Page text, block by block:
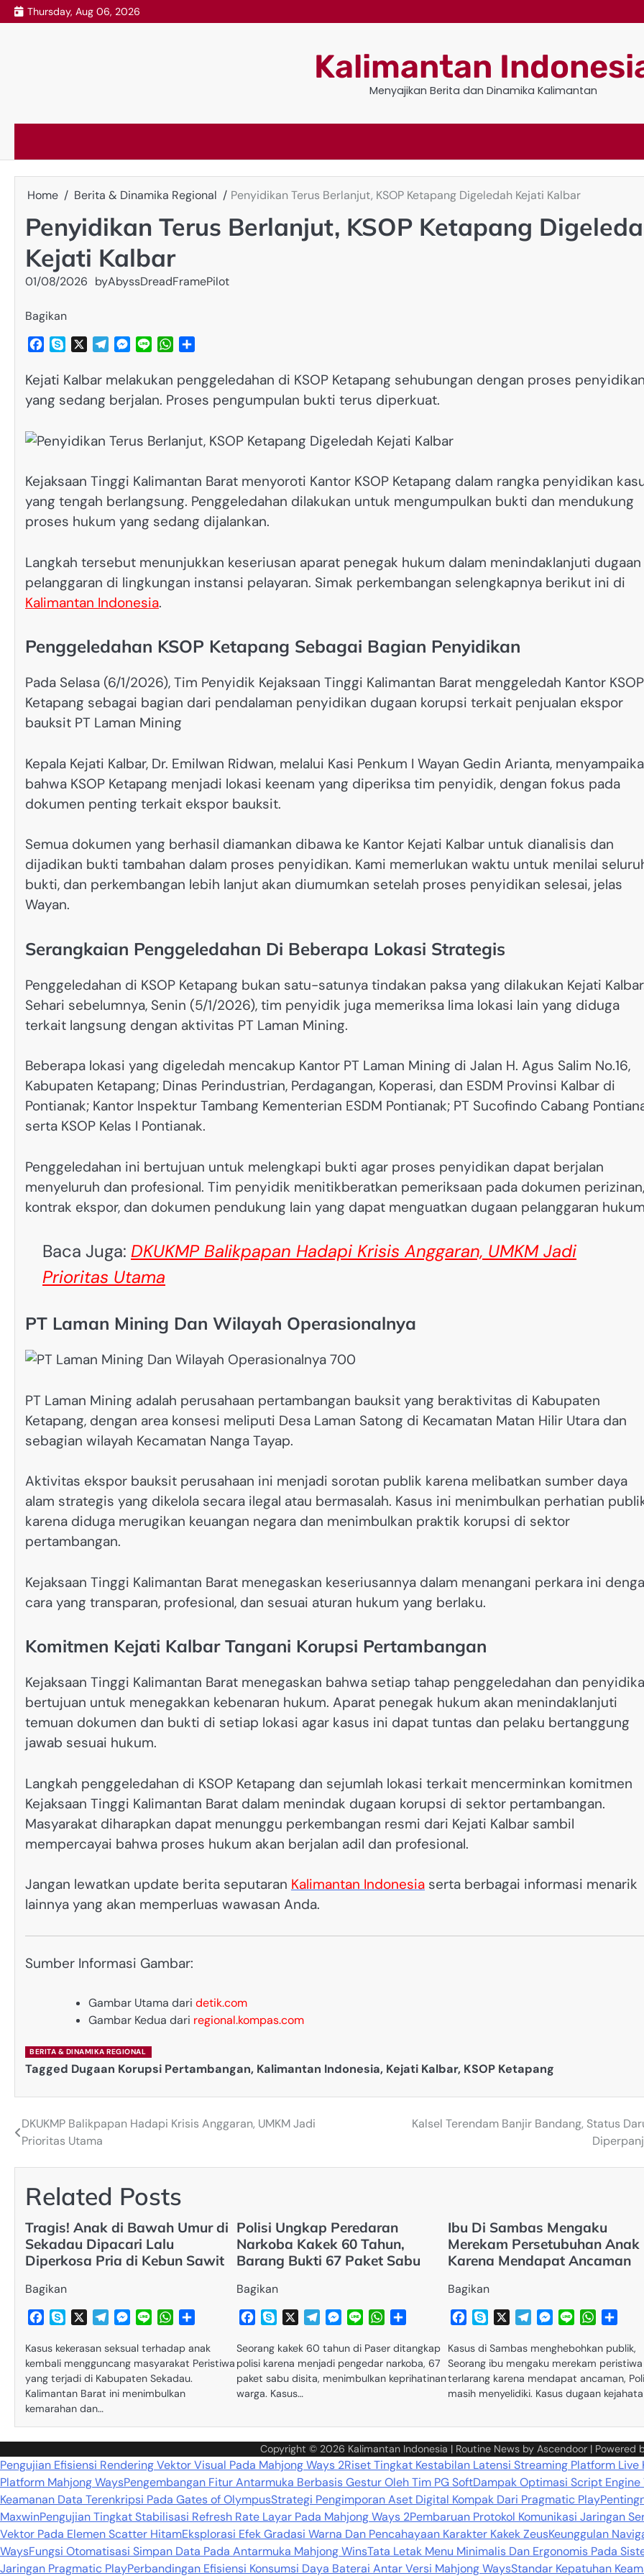
Skip
to
Thursday, Aug 06, 2026
Kalimantan
Menyajikan Berita dan Dinamika Kalimantan
Home Berita & Dinamika Regional Penyidikan Terus Berlanjut, KSOP Ketapang Digeledah Kejati Kalbar
Penyidikan Terus Berlanjut, KSOP Ketapang
Kejati Kalbar
01/08/2026 byAbyssDreadFramePilot
Bagikan
Facebook
Skype TelegramMessenger
Line WhatsApp
Kejati Kalbar melakukan penggeledahan di KSOP Ketapang sehubungan dengan proses
yang sedang berjalan. Proses pengumpulan bukti terus diperkuat.
Kejaksaan Tinggi Kalimantan Barat menyoroti Kantor KSOP Ketapang dalam rangka penyidikan
yang tengah berlangsung. Penggeledahan dilakukan untuk mengumpulkan bukti dan mendukung
proses hukum yang sedang dijalankan.
Langkah tersebut menunjukkan keseriusan aparat penegak hukum dalam menindaklanjuti dugaan
pelanggaran di lingkungan instansi pelayaran. Simak perkembangan selengkapnya berikut ini di
Kalimantan Indonesia.
Penggeledahan KSOP Ketapang Sebagai Bagian Penyidikan
Pada Selasa (6/1/2026), Tim Penyidik Kejaksaan Tinggi Kalimantan Barat menggeledah Kantor KSOP
Ketapang sebagai bagian dari pendalaman penyidikan dugaan korupsi terkait penjualan ekspor
bauksit PT Laman Mining
Kepala Kejati Kalbar, Dr. Emilwan Ridwan, melalui Kasi Penkum I Wayan Gedin Arianta,
bahwa KSOP Ketapang menjadi lokasi keenam yang diperiksa tim penyidik, dengan fokus pada
dokumen penting terkait ekspor bauksit.
Semua dokumen yang berhasil diamankan dibawa ke Kantor Kejati Kalbar untuk dianalisis dan
dijadikan bukti tambahan dalam proses penyidikan. Kami memerlukan waktu untuk menilai
bukti, dan perkembangan lebih lanjut akan diumumkan setelah proses penyidikan selesai, jelas
Wayan.
Serangkaian Penggeledahan Di Beberapa Lokasi Strategis
Penggeledahan di KSOP Ketapang bukan satu-satunya tindakan paksa yang dilakukan Kejati
Sehari sebelumnya, Senin (5/1/2026), tim penyidik juga memeriksa lima lokasi lain yang diduga
terkait langsung dengan aktivitas PT Laman Mining.
Beberapa lokasi yang digeledah mencakup Kantor PT Laman Mining di Jalan H. Agus Salim No.16,
Kabupaten Ketapang; Dinas Perindustrian, Perdagangan, Koperasi, dan ESDM Provinsi Kalbar di
Pontianak; Kantor Inspektur Tambang Kementerian ESDM Pontianak; PT Sucofindo Cabang
serta KSOP Kelas I Pontianak.
Penggeledahan ini bertujuan untuk melengkapi bukti agar proses penyidikan dapat berjalan
menyeluruh dan profesional. Tim penyidik menitikberatkan pemeriksaan pada dokumen perizinan,
kontrak ekspor, dan dokumen pendukung lain yang dapat menguatkan dugaan pelanggaran
Baca Juga: DKUKMP Balikpapan Hadapi Krisis Anggaran, UMKM Jadi
Prioritas Utama
PT Laman Mining Dan Wilayah Operasionalnya
PT Laman Mining adalah perusahaan pertambangan bauksit yang beraktivitas di Kabupaten
Ketapang, dengan area konsesi meliputi Desa Laman Satong di Kecamatan Matan Hilir Utara dan
sebagian wilayah Kecamatan Nanga Tayap.
Aktivitas ekspor bauksit perusahaan ini menjadi sorotan publik karena melibatkan sumber daya
alam strategis yang dikelola secara ilegal atau bermasalah. Kasus ini menimbulkan perhatian
karena diduga merugikan keuangan negara dan menimbulkan praktik korupsi di sektor
pertambangan.
Kejaksaan Tinggi Kalimantan Barat menegaskan keseriusannya dalam menangani perkara ini
cara yang transparan, profesional, dan sesuai aturan hukum yang berlaku.
Komitmen Kejati Kalbar Tangani Korupsi Pertambangan
Kejaksaan Tinggi Kalimantan Barat menegaskan bahwa setiap tahap penggeledahan dan
bertujuan untuk menegakkan kebenaran hukum. Aparat penegak hukum akan menindaklanjuti
temuan dokumen dan bukti di setiap lokasi agar kasus ini dapat tuntas dan pelaku bertanggung
jawab sesuai hukum.
Langkah penggeledahan di KSOP Ketapang dan sejumlah lokasi terkait mencerminkan komitmen
Kejaksaan Tinggi Kalimantan Barat dalam menindak dugaan korupsi di sektor pertambangan.
Masyarakat diharapkan dapat menunggu perkembangan resmi dari Kejati Kalbar sambil
mempercayai bahwa proses hukum akan berjalan adil dan profesional.
Jangan lewatkan update berita seputaran Kalimantan Indonesia serta berbagai informasi menarik
lainnya yang akan memperluas wawasan Anda.
Sumber Informasi Gambar:
Gambar Utama dari detik.com
Gambar Kedua dari regional.kompas.com
BERITA & DINAMIKA REGIONAL
Tagged Dugaan Korupsi Pertambangan, Kalimantan Indonesia, Kejati Kalbar, KSOP Ketapang
Post
DKUKMP Balikpapan Hadapi Krisis Anggaran, UMKM Jadi
Prioritas Utama
Kalsel Terendam Banjir Bandang, Status
Related Posts
Tragis! Anak di Bawah Umur di
Sekadau Dipacari Lalu
Diperkosa Pria di Kebun Sawit
Bagikan
Facebook
Skype TelegramMessenger
Line WhatsApp
Kasus kekerasan seksual terhadap anak
kembali mengguncang masyarakat Peristiwa
yang terjadi di Kabupaten Sekadau.
Kalimantan Barat ini menimbulkan
kemarahan dan…
Polisi Ungkap Peredaran
Narkoba Kakek 60 Tahun,
Barang Bukti 67 Paket Sabu
Bagikan
Facebook
Skype TelegramMessenger
Line WhatsApp
Seorang kakek 60 tahun di Paser ditangkap
polisi karena menjadi pengedar narkoba, 67
paket sabu disita, menimbulkan keprihatinan
warga. Kasus…
Ibu Di Sambas Mengaku
Merekam Persetubuhan Anak
Karena Mendapat Ancaman
Bagikan
Facebook
Skype TelegramMessenger
Line
Kasus di Sambas menghebohkan publik,
Seorang ibu mengaku merekam peristiwa
terlarang karena mendapat ancaman,
masih menyelidiki. Kasus dugaan
Copyright © 2026 Kalimantan Indonesia | Routine News by Ascendoor | Powered
Pengujian Efisiensi Rendering Vektor Visual Pada Mahjong Ways 2Riset Tingkat Kestabilan Latensi Streaming Platform Live
Platform Mahjong WaysPengembangan Fitur Antarmuka Berbasis Gestur Oleh Tim PG SoftDampak Optimasi Script
Keamanan Data Terenkripsi Pada Gates of OlympusStrategi Pengimporan Aset Digital Kompak Dari Pragmatic Play
MaxwinPengujian Tingkat Stabilisasi Refresh Rate Layar Pada Mahjong Ways 2Pembaruan Protokol Komunikasi Jaringan
Vektor Pada Elemen Scatter HitamEksplorasi Efek Gradasi Warna Dan Pencahayaan Karakter Kakek ZeusKeunggulan
WaysFungsi Otomatisasi Simpan Data Pada Antarmuka Mahjong WinsTata Letak Menu Minimalis Dan Ergonomis Pada
Jaringan Pragmatic PlayPerbandingan Efisiensi Konsumsi Daya Baterai Antar Versi Mahjong WaysStandar Kepatuhan